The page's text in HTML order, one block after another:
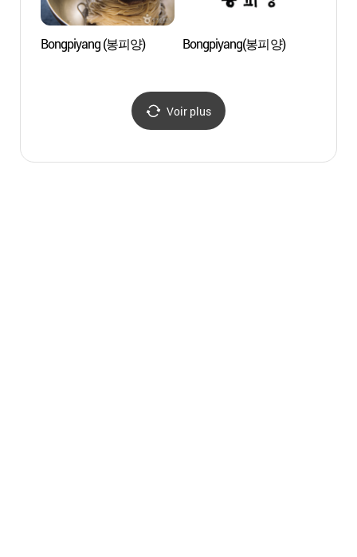
Bongpiyang (봉피양) Bongpiyang(봉피양)
Voir plus